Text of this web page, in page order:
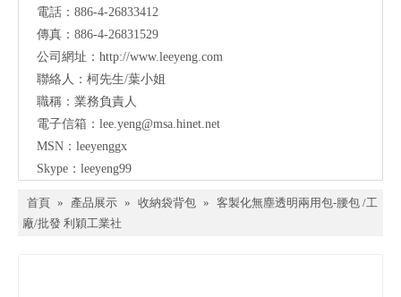
電話：886-4-26833412
傳真：886-4-26831529
公司網址： http://www.leeyeng.com
聯絡人：柯先生/葉小姐
職稱：業務負責人
電子信箱：lee.yeng@msa.hinet.net
MSN：leeyenggx
Skype：leeyeng99
首頁 » 產品展示 » 收納袋背包 » 客製化無塵透明兩用包-腰包 /工
廠/批發 利穎工業社